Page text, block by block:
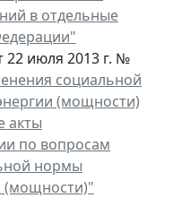
в отдельные
22 июля 2013 г. №
социальной
(мощности)
акты
по вопросам
нормы
(мощности)"